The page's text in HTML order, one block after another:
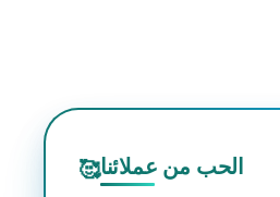
🥰الحب من عملائنا